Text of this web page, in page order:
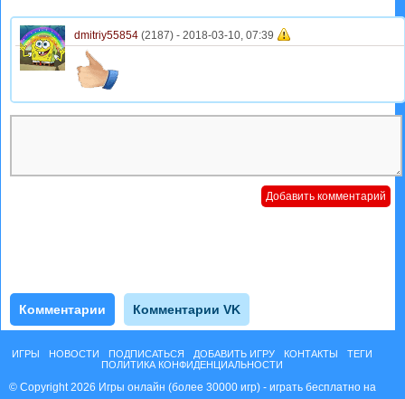
dmitriy55854 (2187) - 2018-03-10, 07:39
Комментарии Комментарии VK
ИГРЫ НОВОСТИ ПОДПИСАТЬСЯ ДОБАВИТЬ ИГРУ КОНТАКТЫ
ТЕГИ
ПОЛИТИКА КОНФИДЕНЦИАЛЬНОСТИ
© Copyright 2026 Игры онлайн (более 30000 игр) - играть бесплатно на